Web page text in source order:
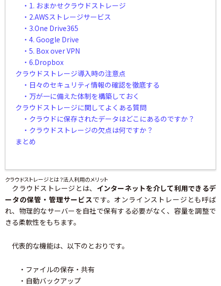
・1. おまかせクラウドストレージ
・2.AWSストレージサービス
・3.One Drive365
・4. Google Drive
・5. Box over VPN
・6.Dropbox
クラウドストレージ導入時の注意点
・日々のセキュリティ情報の確認を徹底する
・万が一に備えた体制を構築しておく
クラウドストレージに関してよくある質問
・クラウドに保存されたデータはどこにあるのですか？
・クラウドストレージの欠点は何ですか？
まとめ
クラウドストレージとは？法人利用のメリット
クラウドストレージとは、 インターネットを介して利用できるデ
ータの保管・管理サービスです。オンラインストレージとも呼ば
れ、物理的なサーバーを自社で保有する必要がなく、容量を調整で
きる柔軟性をもちます。
代表的な機能は、以下のとおりです。
・ファイルの保存・共有
・自動バックアップ